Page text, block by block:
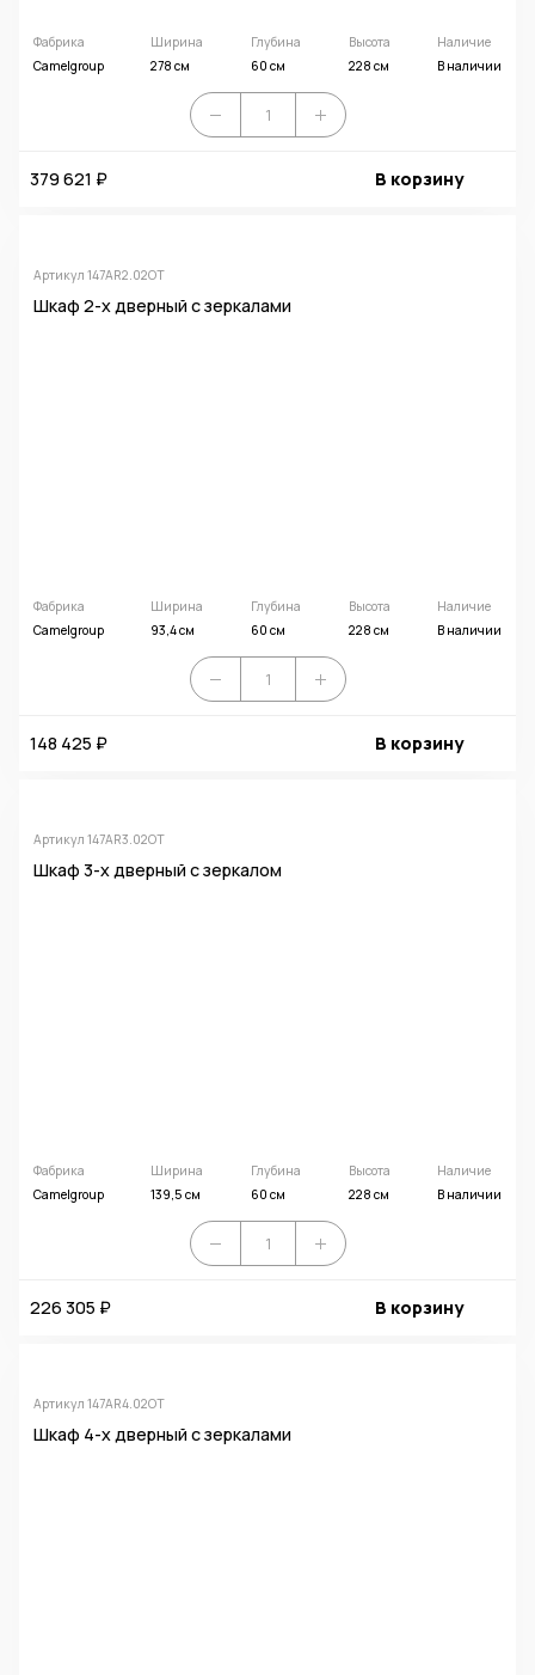
Фабрика
Camelgroup
Ширина
278 см
Глубина
60 см
Высота
228 см
Наличие
В наличии
379 621 ₽ В корзину
Артикул 147AR2.02OT
Шкаф 2-х дверный с зеркалами
Фабрика
Camelgroup
Ширина
93,4 см
Глубина
60 см
Высота
228 см
Наличие
В наличии
148 425 ₽ В корзину
Артикул 147AR3.02OT
Шкаф 3-х дверный с зеркалом
Фабрика
Camelgroup
Ширина
139,5 см
Глубина
60 см
Высота
228 см
Наличие
В наличии
226 305 ₽ В корзину
Артикул 147AR4.02OT
Шкаф 4-х дверный с зеркалами